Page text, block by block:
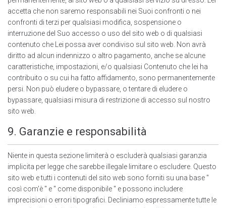
accetta che non saremo responsabili nei Suoi confronti o nei
confronti di terzi per qualsiasi modifica, sospensione o
interruzione del Suo accesso o uso del sito web o di qualsiasi
contenuto che Lei possa aver condiviso sul sito web. Non avrà
diritto ad alcun indennizzo o altro pagamento, anche se alcune
caratteristiche, impostazioni, e/o qualsiasi Contenuto che lei ha
contribuito o su cui ha fatto affidamento, sono permanentemente
persi. Non può eludere o bypassare, o tentare di eludere o
bypassare, qualsiasi misura di restrizione di accesso sul nostro
sito web.
9. Garanzie e responsabilità
Niente in questa sezione limiterà o escluderà qualsiasi garanzia
implicita per legge che sarebbe illegale limitare o escludere. Questo
sito web e tutti i contenuti del sito web sono forniti su una base "
così com'è " e " come disponibile " e possono includere
imprecisioni o errori tipografici. Decliniamo espressamente tutte le